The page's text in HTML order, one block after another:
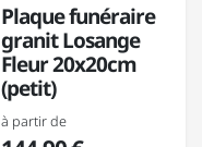
Plaque funéraire
granit Losange
Fleur 20x20cm
(petit)
à partir de